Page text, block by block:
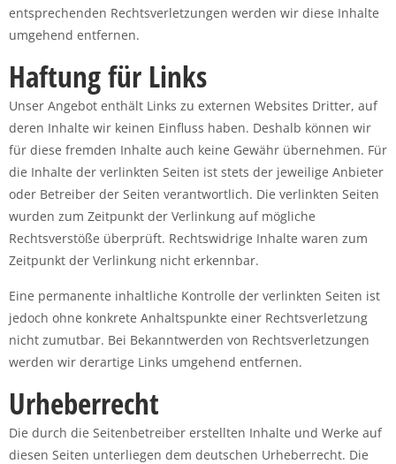
entsprechenden Rechtsverletzungen werden wir diese Inhalte
umgehend entfernen.
Haftung für Links
Unser Angebot enthält Links zu externen Websites Dritter, auf
deren Inhalte wir keinen Einfluss haben. Deshalb können wir
für diese fremden Inhalte auch keine Gewähr übernehmen. Für
die Inhalte der verlinkten Seiten ist stets der jeweilige Anbieter
oder Betreiber der Seiten verantwortlich. Die verlinkten Seiten
wurden zum Zeitpunkt der Verlinkung auf mögliche
Rechtsverstöße überprüft. Rechtswidrige Inhalte waren zum
Zeitpunkt der Verlinkung nicht erkennbar.
Eine permanente inhaltliche Kontrolle der verlinkten Seiten ist
jedoch ohne konkrete Anhaltspunkte einer Rechtsverletzung
nicht zumutbar. Bei Bekanntwerden von Rechtsverletzungen
werden wir derartige Links umgehend entfernen.
Urheberrecht
Die durch die Seitenbetreiber erstellten Inhalte und Werke auf
diesen Seiten unterliegen dem deutschen Urheberrecht. Die